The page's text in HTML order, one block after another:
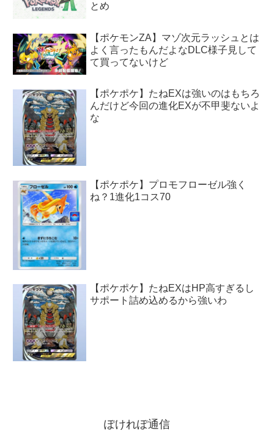
とめ
【ポケモンZA】マゾ次元ラッシュとは
よく言ったもんだよなDLC様子見して
て買ってないけど
【ポケポケ】たねEXは強いのはもちろ
んだけど今回の進化EXが不甲斐ないよ
な
【ポケポケ】プロモフローゼル強く
ね？1進化1コス70
【ポケポケ】たねEXはHP高すぎるし
サポート詰め込めるから強いわ
ぽけれぽ通信